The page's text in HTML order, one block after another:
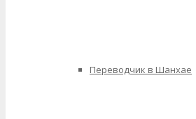
Переводчик в Шанхае